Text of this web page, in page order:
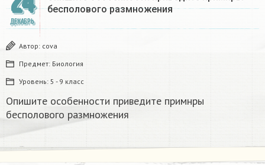
ДЕКАБРЬ
бесполового размножения
Автор: covа
Предмет: Биология
Уровень: 5 - 9 класс
Опишите особенности приведите примнры
бесполового размножения